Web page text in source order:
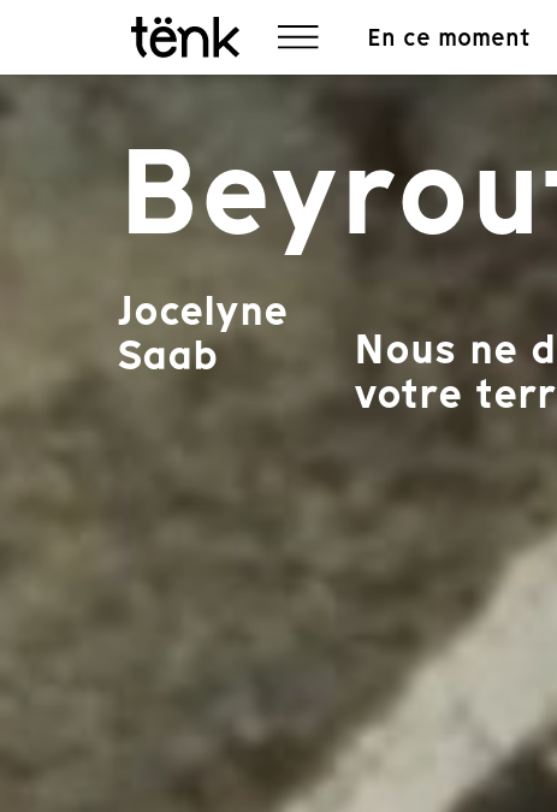
En ce moment
Jocelyne
Saab Nous ne
votre